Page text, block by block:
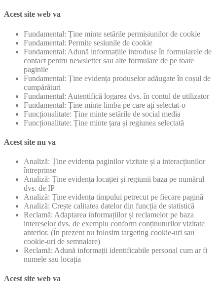
Acest site web va
Fundamental: Ține minte setările permisiunilor de cookie
Fundamental: Permite sesiunile de cookie
Fundamental: Adună informațiile introduse în formularele de
contact pentru newsletter sau alte formulare de pe toate
paginile
Fundamental: Ține evidența produselor adăugate în coșul de
cumpărături
Fundamental: Autentifică logarea dvs. în contul de utilizator
Fundamental: Ține minte limba pe care ați selectat-o
Funcționalitate: Ține minte setările de social media
Funcționalitate: Ține minte țara și regiunea selectată
Acest site nu va
Analiză: Ține evidența paginilor vizitate și a interacțiunilor
întreprinse
Analiză: Ține evidența locației și regiunii baza pe numărul
dvs. de IP
Analiză: Ține evidența timpului petrecut pe fiecare pagină
Analiză: Crește calitatea datelor din funcția de statistică
Reclamă: Adaptarea informațiilor și reclamelor pe baza
intereselor dvs. de exemplu conform conținuturilor vizitate
anterior. (În prezent nu folosim targeting cookie-uri sau
cookie-uri de semnalare)
Reclamă: Adună informații identificabile personal cum ar fi
numele sau locația
Acest site web va